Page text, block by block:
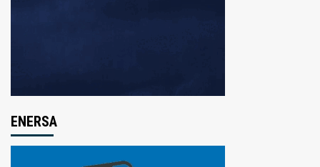
ENERSA